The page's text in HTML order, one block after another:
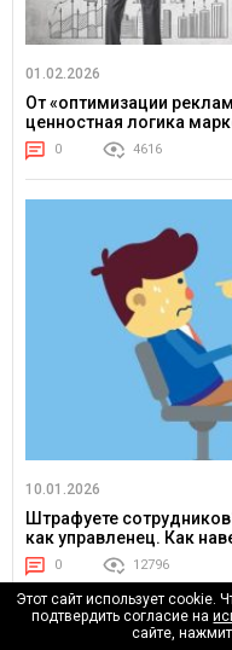
01.02.2026
От «оптимизации
ценностная логика
0 4616
10.01.2026
Штрафуете
как управленец. Как
0 12796
Этот сайт использует cookie.
подтвердить согласие на
сайте,